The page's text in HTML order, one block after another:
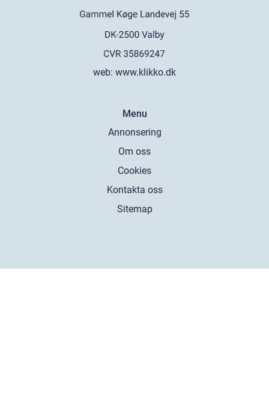
web: www.klikko.dk
Menu
Annonsering
Om oss
Cookies
Kontakta oss
Sitemap